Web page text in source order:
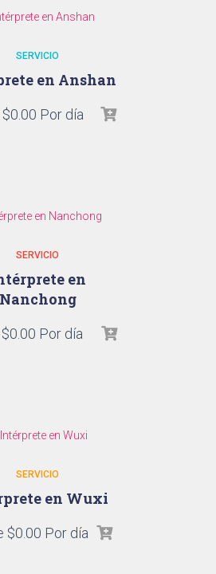
SERVICIO
en Anshan
$0.00 Por día
SERVICIO
en
Nanchong
$0.00 Por día
SERVICIO
en Wuxi
$0.00 Por día